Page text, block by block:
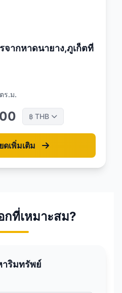
จากหาดนายาง,ภูเก็ตที่
ร.ม.
฿ THB
ดเพิ่มเติม
กที่เหมาะสม?
ริมทรัพย์